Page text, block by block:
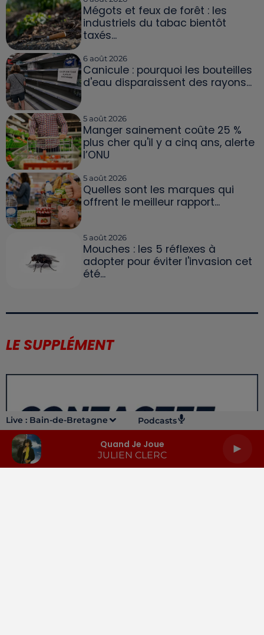
Live : Bain-de-Bretagne Podcasts
Quand Je Joue
JULIEN CLERC
Mégots et feux de forêt : les
industriels du tabac bientôt
taxés...
6 août 2026
Canicule : pourquoi les bouteilles
d'eau disparaissent des rayons...
5 août 2026
Manger sainement coûte 25 %
plus cher qu'il y a cinq ans, alerte
l’ONU
5 août 2026
Quelles sont les marques qui
offrent le meilleur rapport...
5 août 2026
Mouches : les 5 réflexes à
adopter pour éviter l'invasion cet
été...
LE SUPPLÉMENT